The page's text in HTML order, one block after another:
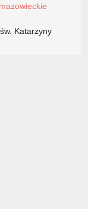
mazowieckie
Katarzyny